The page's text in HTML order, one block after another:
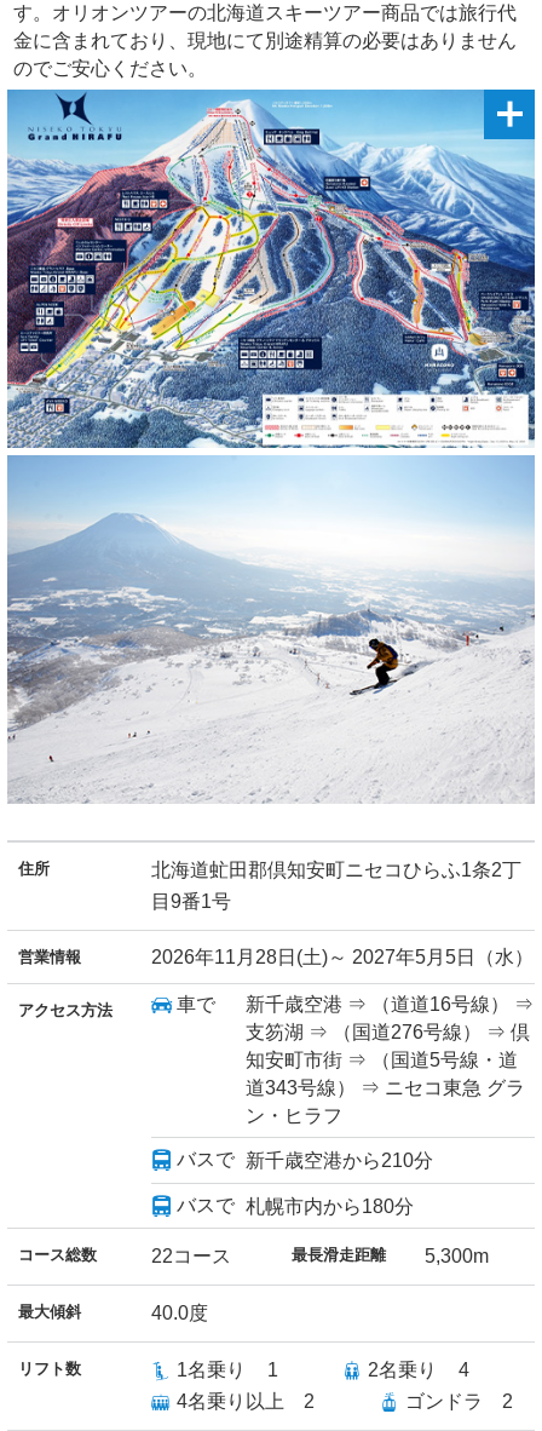
す。オリオンツアーの北海道スキーツアー商品では旅行代
金に含まれており、現地にて別途精算の必要はありません
のでご安心ください。
住所
北海道虻田郡倶知安町ニセコひらふ1条2丁
目9番1号
営業情報 2026年11月28日(土)～ 2027年5月5日（水）
アクセス方法 車で
新千歳空港 ⇒ （道道16号線） ⇒
支笏湖 ⇒ （国道276号線） ⇒ 倶
知安町市街 ⇒ （国道5号線・道
道343号線） ⇒ ニセコ東急 グラ
ン・ヒラフ
バスで 新千歳空港から210分
バスで 札幌市内から180分
コース総数 22コース 最長滑走距離 5,300m
最大傾斜 40.0度
リフト数 1名乗り 1 2名乗り
4
4名乗り以上
2 ゴンドラ 2